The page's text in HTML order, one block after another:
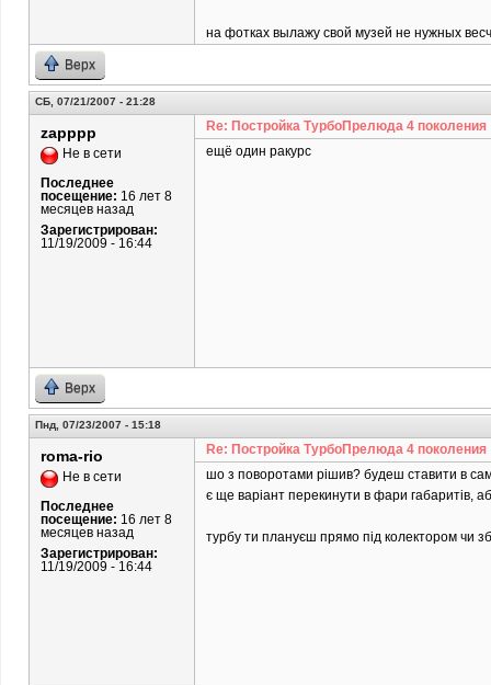
на фотках вылажу свой музей не нужных
Верх
СБ, 07/21/2007 - 21:28
zapppp
Не в сети
Последнее
посещение: 16 лет 8
месяцев назад
Зарегистрирован:
11/19/2009 - 16:44
Re: Постройка ТурбоПрелюда 4 поколения
ещё один ракурс
Верх
Пнд, 07/23/2007 - 15:18
roma-rio
Не в сети
Последнее
посещение: 16 лет 8
месяцев назад
Зарегистрирован:
11/19/2009 - 16:44
Re: Постройка ТурбоПрелюда 4 поколения
шо з поворотами рішив? будеш ставити в
є ще варіант перекинути в фари габаритів,
турбу ти плануєш прямо під колектором чи